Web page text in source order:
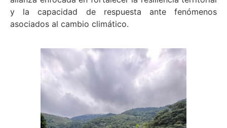
y la capacidad de respuesta ante fenómenos
asociados al cambio climático.